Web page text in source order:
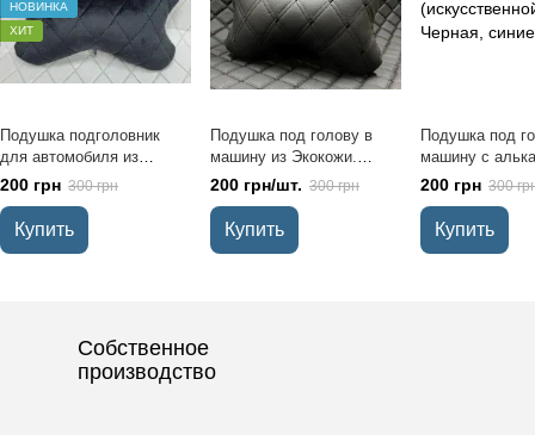
НОВИНКА
ХИТ
Подушка подголовник
для автомобиля из
алькантары Lux Диамонд
удлиненный черный ромб
с черной строчкой
200 грн 300 грн
Купить
Подушка под голову в
машину из Экокожи.
Черная с двойной черной
строчкой
200 грн/шт. 300 грн
Купить
Подушка под
машину с
Черная, синие
200 грн 300
Купить
Собственное
производство